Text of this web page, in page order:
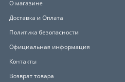
О магазине
Доставка и Оплата
Политика безопасности
Официальная информация
Контакты
Возврат товара